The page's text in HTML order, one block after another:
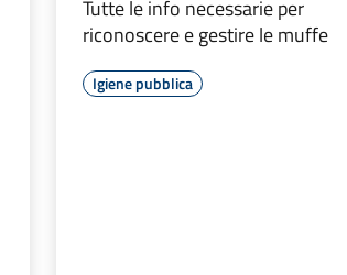
Tutte le info necessarie per
riconoscere e gestire le muffe
Igiene pubblica